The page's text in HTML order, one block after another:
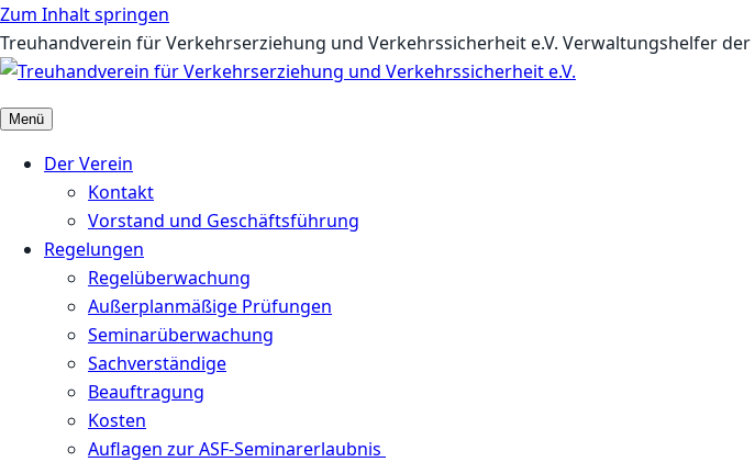
Zum Inhalt springen
Treuhandverein für Verkehrserziehung und Verkehrssicherheit e.V. Verwaltungshelfer
Menü
Der Verein
Kontakt
Vorstand und Geschäftsführung
Regelungen
Regelüberwachung
Außerplanmäßige Prüfungen
Seminarüberwachung
Sachverständige
Beauftragung
Kosten
Auflagen zur ASF-Seminarerlaubnis